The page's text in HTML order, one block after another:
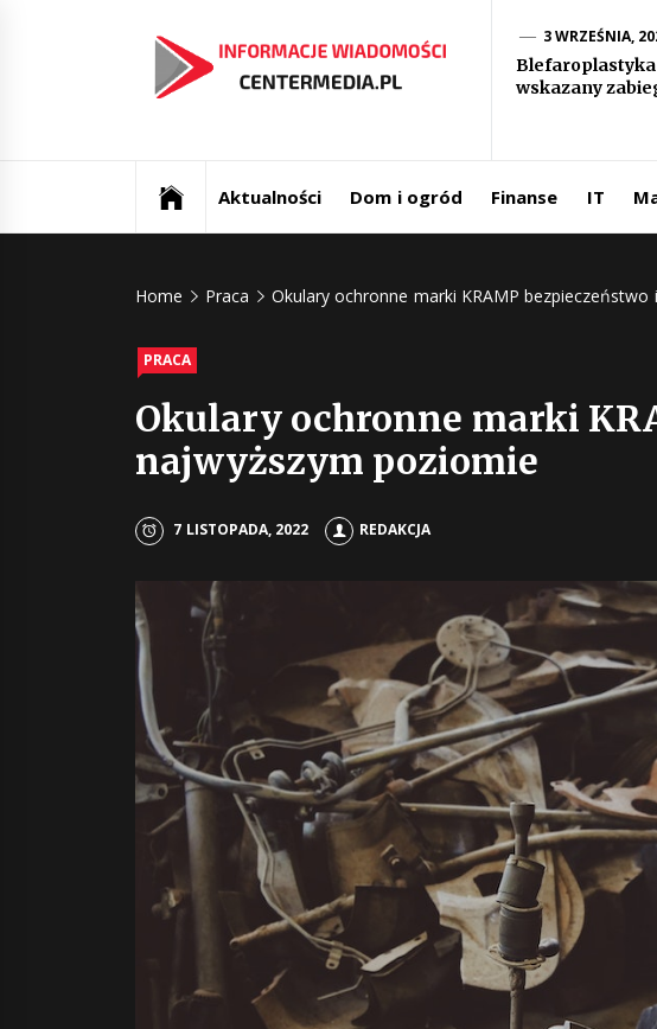
świata
3 WRZEŚNIA,
wskazany
Aktualności Dom i ogród Finanse IT
Home Praca Okulary ochronne marki KRAMP
PRACA
Okulary ochronne marki
najwyższym poziomie
7 LISTOPADA, 2022 REDAKCJA